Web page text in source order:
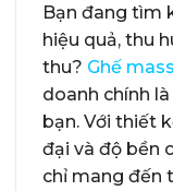
Bạn đang tìm
hiệu quả, thu
thu? Ghế
doanh chính
bạn. Với thiết
đại và độ bền
chỉ mang đến